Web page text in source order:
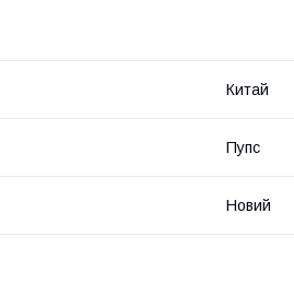
Китай
Пупс
Новий